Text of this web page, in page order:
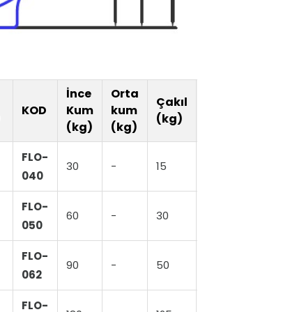
KOD
İnce
Kum
(kg)
Orta
kum
(kg)
Çakıl
(kg)
FLO-
040
30 - 15
FLO-
050
60 - 30
FLO-
062
90 - 50
FLO-